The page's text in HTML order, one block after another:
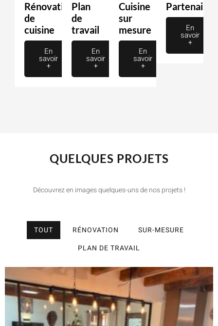
Rénovation
de
cuisine
En
savoir
+
Plan
de
travail
En
savoir
+
Cuisine
sur
mesure
En
savoir
+
Partenaire
En
savoir
+
QUELQUES PROJETS
Découvrez en images quelques-uns de nos projets !
TOUT RÉNOVATION
SUR-MESURE
PLAN DE TRAVAIL